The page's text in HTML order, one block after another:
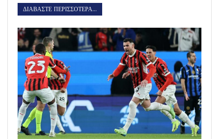
ΔΙΑΒΑΣΤΕ ΠΕΡΙΣΣΟΤΕΡΑ...